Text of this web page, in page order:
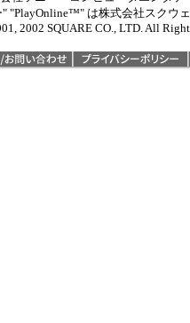
"PlayOnline™" は株式会社スクウ
2002 SQUARE CO., LTD. All